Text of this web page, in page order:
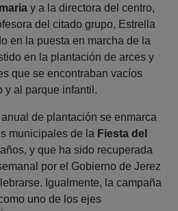
y a la directora del centro,
del citado grupo, Estrella
en la puesta en marcha de la
en la plantación de arces y
que se encontraban vacíos
y al parque infantil.
de plantación se enmarca
municipales de la Fiesta del
y que ha sido recuperada
por el Gobierno de Jerez
Igualmente, la campaña
uno de los ejes